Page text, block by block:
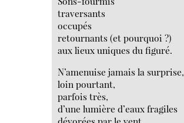
traversants
occupés
retournants (et pourquoi ?)
aux lieux uniques du figuré.
N’amenuise jamais la surprise,
loin pourtant,
parfois très,
d’une lumière d’eaux fragiles